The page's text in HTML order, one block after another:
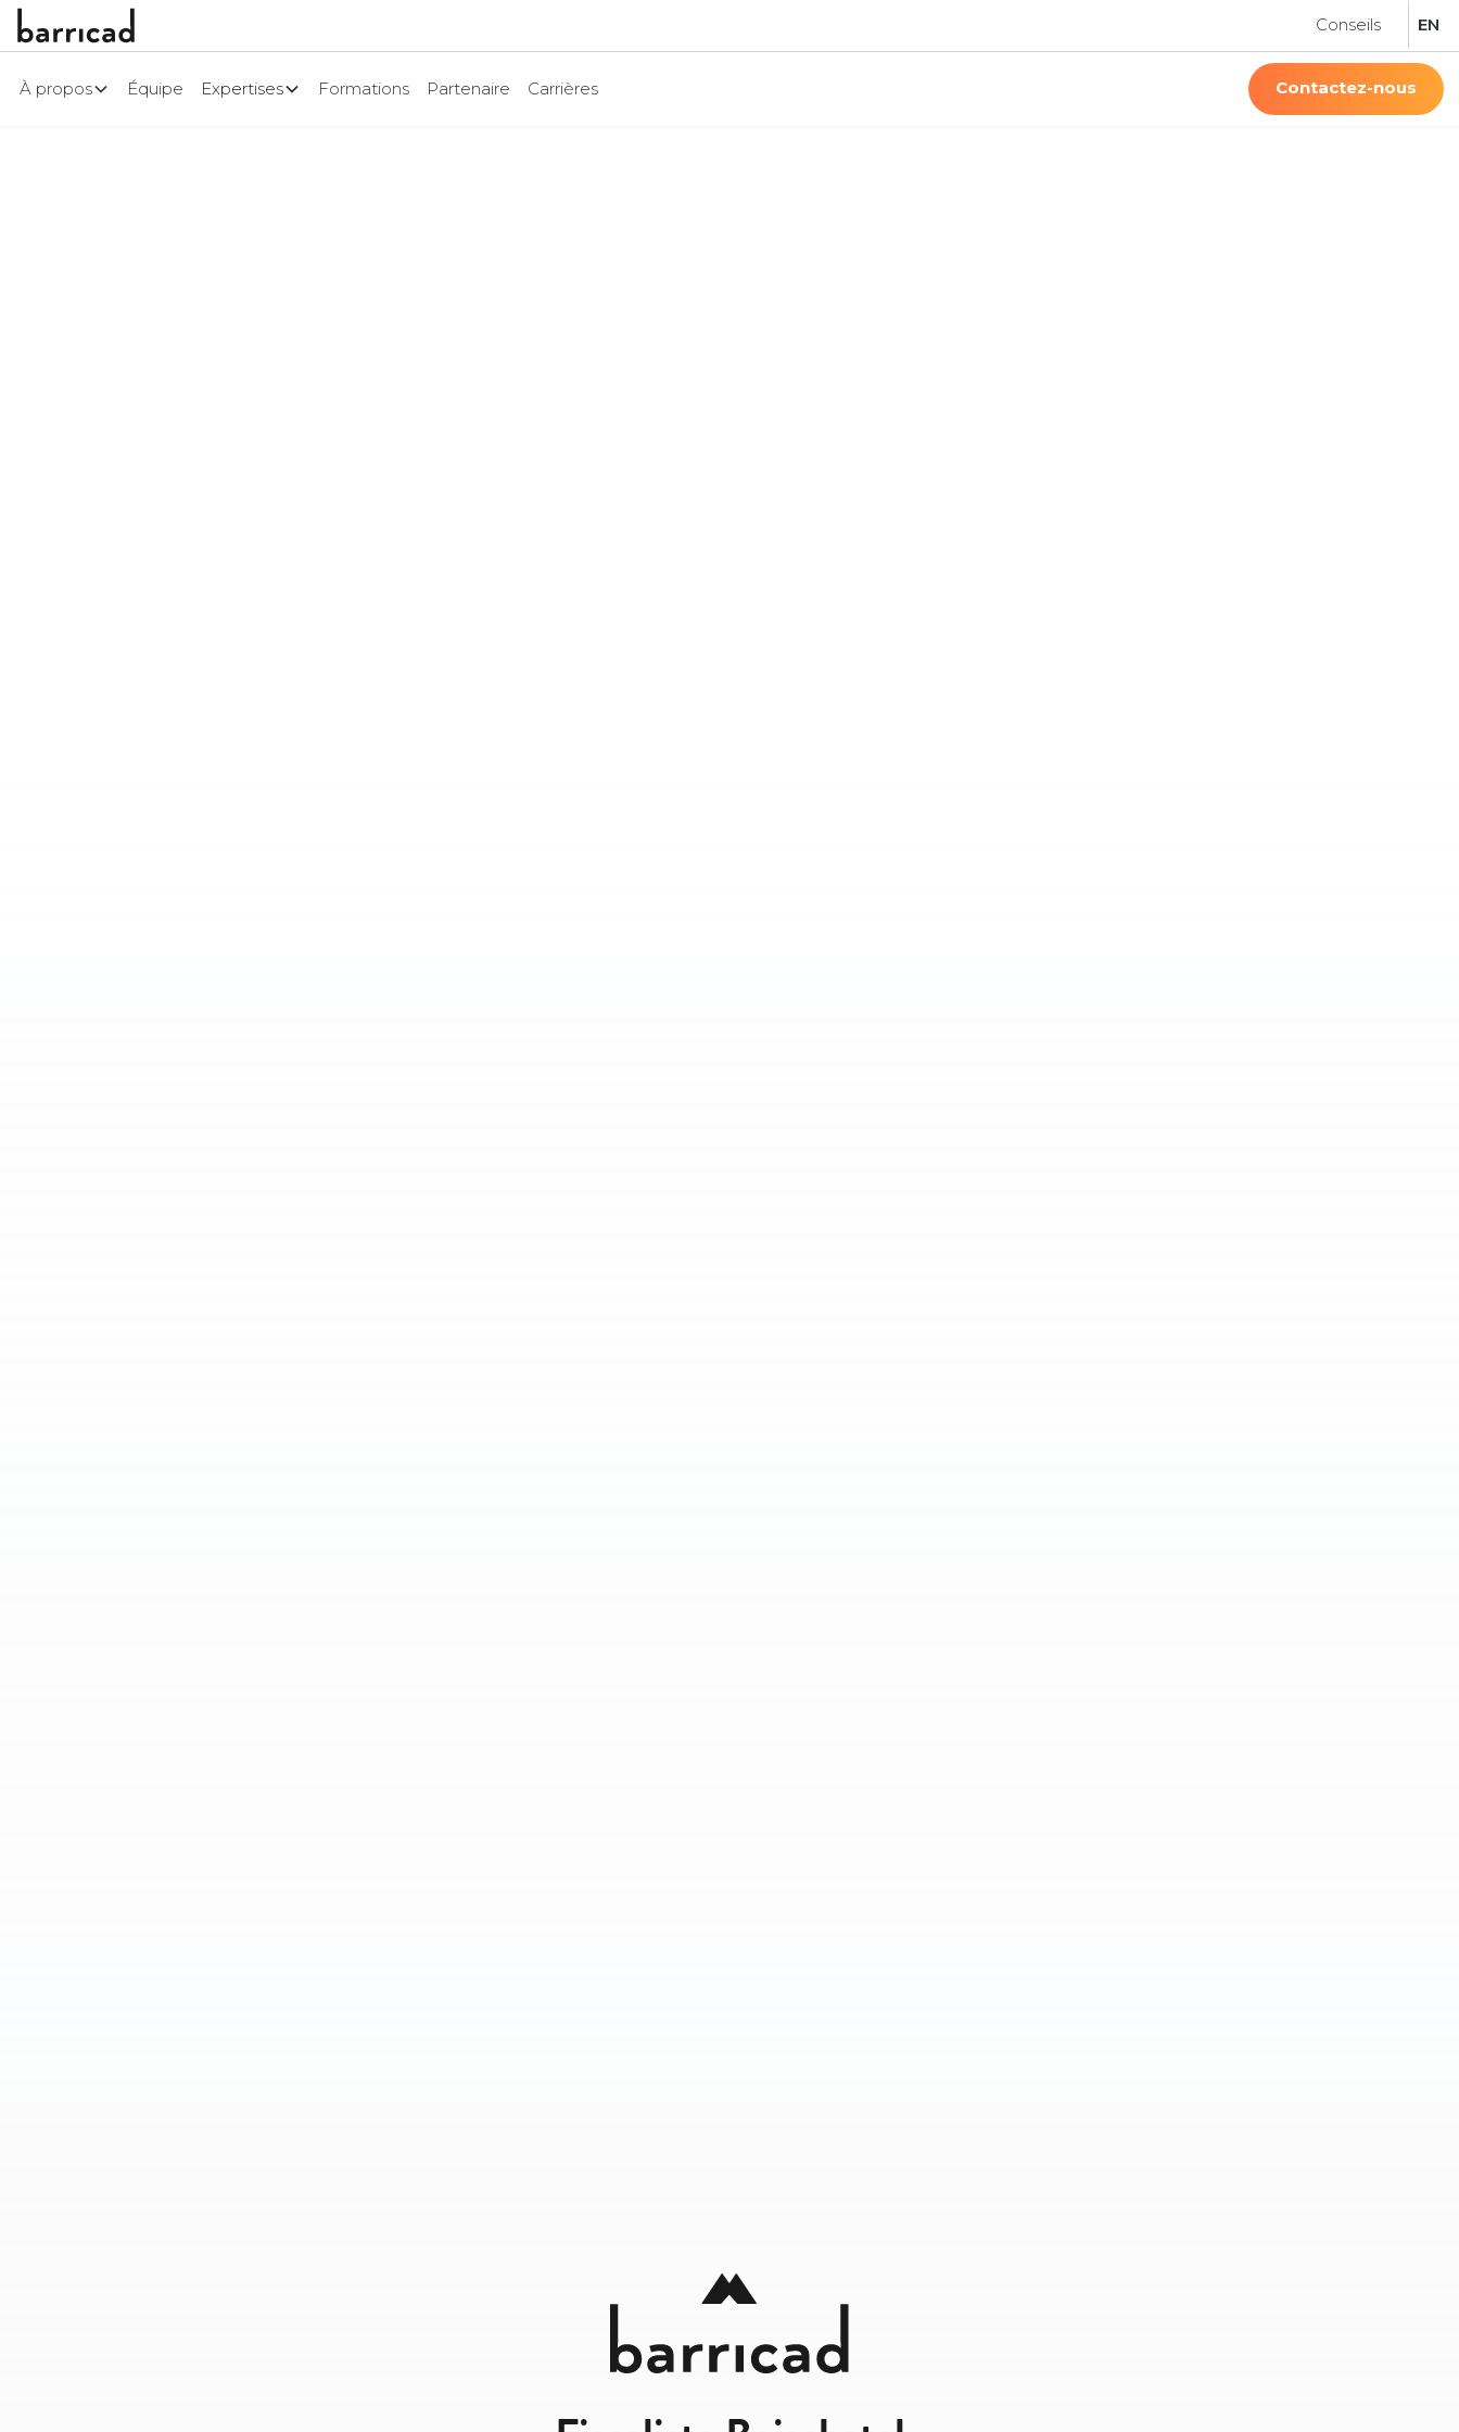
Conseils EN
À propos Équipe Expertises Formations Partenaire Carrières Contactez-nous